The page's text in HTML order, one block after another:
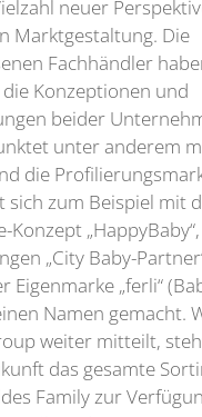
neuer
Marktgestaltung. Die
Fachhändler
Konzeptionen und
beider
unter anderem
die
sich zum Beispiel mit
Konzept
„City Baby-
Eigenmarke „ferli“
Namen gemacht.
weiter mitteilt,
das gesamte
Family zur